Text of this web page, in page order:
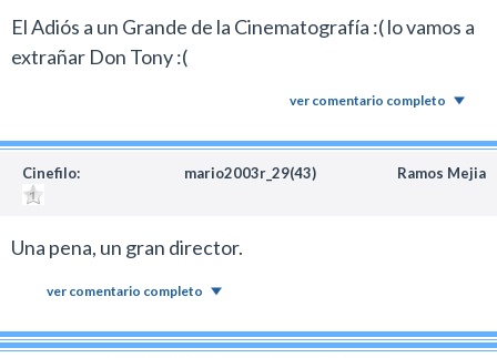
El Adiós a un Grande de la Cinematografía :( lo vamos a
extrañar Don Tony :(
ver comentario completo
Cinefilo: mario2003r_29(43) Ramos Mejia
Una pena, un gran director.
ver comentario completo